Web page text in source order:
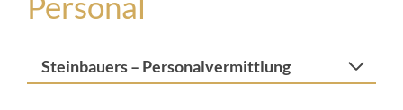
Steinbauers – Personalvermittlung